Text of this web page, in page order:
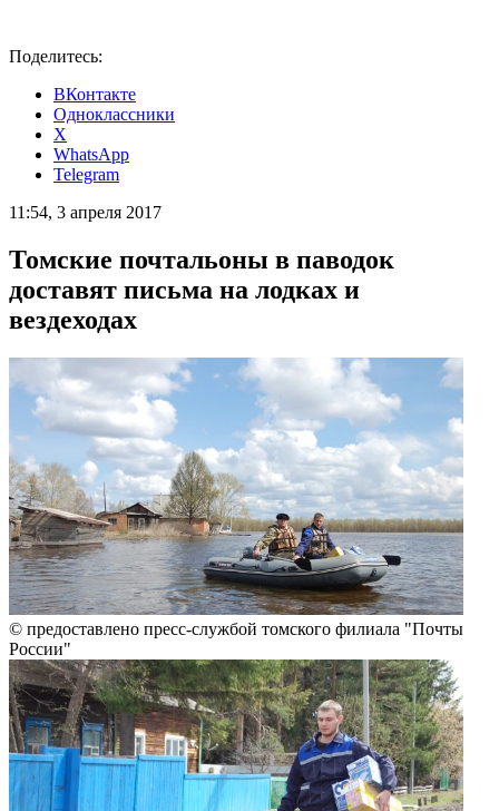
Поделитесь:
ВКонтакте
Одноклассники
X
WhatsApp
Telegram
11:54, 3 апреля 2017
Томские почтальоны в паводок
доставят письма на лодках и
вездеходах
© предоставлено пресс-службой томского филиала "Почты
России"